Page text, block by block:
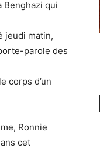
Benghazi qui
jeudi matin,
parole des
corps d’un
Ronnie
cet